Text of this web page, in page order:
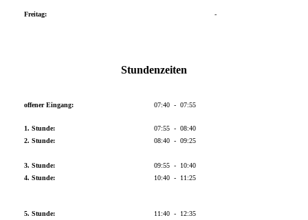
Freitag: -
Stundenzeiten
offener Eingang:
1. Stunde:
2. Stunde:
3. Stunde:
4. Stunde:
5. Stunde:
07:40 - 07:55
07:55 - 08:40
08:40 - 09:25
09:55 - 10:40
10:40 - 11:25
11:40 - 12:35